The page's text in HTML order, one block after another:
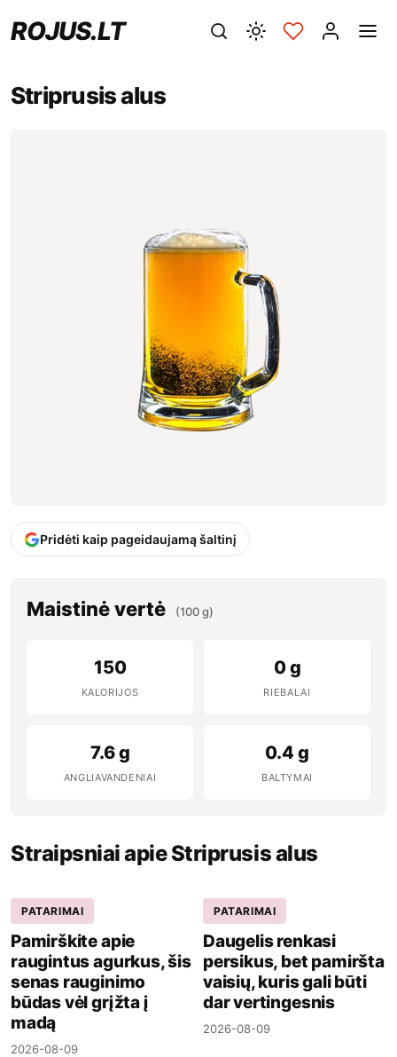
ROJUS.LT
Striprusis alus
Pridėti kaip pageidaujamą šaltinį
Maistinė vertė (100 g)
150
KALORIJOS
0 g
RIEBALAI
7.6 g
ANGLIAVANDENIAI
0.4 g
BALTYMAI
Straipsniai apie Striprusis alus
PATARIMAI
Pamirškite apie
raugintus agurkus, šis
senas rauginimo
būdas vėl grįžta į
madą
2026-08-09
PATARIMAI
Daugelis renkasi
persikus, bet pamiršta
vaisių, kuris gali būti
dar vertingesnis
2026-08-09